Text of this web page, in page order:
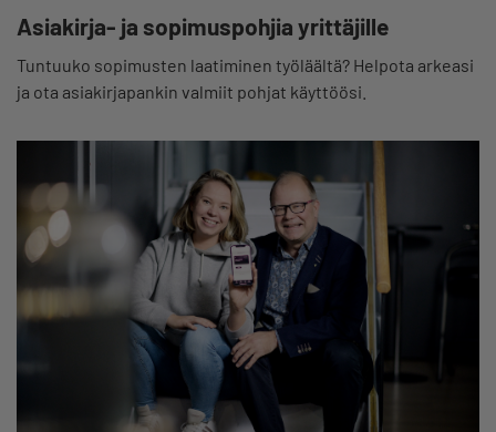
Asiakirja- ja sopimuspohjia yrittäjille
Tuntuuko sopimusten laatiminen työläältä? Helpota arkeasi
ja ota asiakirjapankin valmiit pohjat käyttöösi.